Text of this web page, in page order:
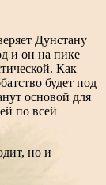
Дунстану
и он на пике
Как
будет под
основой для
по всей
но и